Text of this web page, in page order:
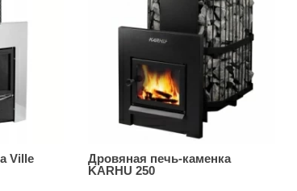
Ville
Дровяная печь-каменка
KARHU 250